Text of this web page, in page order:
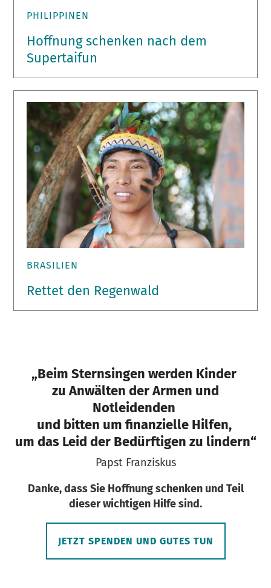
PHILIPPINEN
Hoffnung schenken nach dem
Supertaifun
BRASILIEN
Rettet den Regenwald
„Beim Sternsingen werden Kinder
zu Anwälten der Armen und
Notleidenden
und bitten um finanzielle Hilfen,
um das Leid der Bedürftigen zu lindern“
Papst Franziskus
Danke, dass Sie Hoffnung schenken und Teil
dieser wichtigen Hilfe sind.
JETZT SPENDEN UND GUTES TUN